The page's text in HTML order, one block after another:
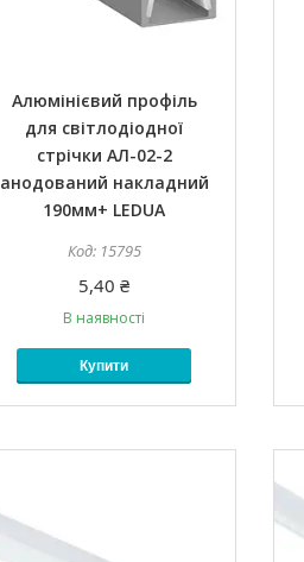
Алюмінієвий профіль
для світлодіодної
стрічки АЛ-02-2
анодований накладний
190мм+ LEDUA
15795
5,40 ₴
В наявності
Купити